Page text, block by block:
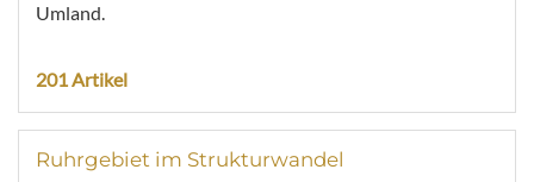
Umland.
201 Artikel
Ruhrgebiet im Strukturwandel